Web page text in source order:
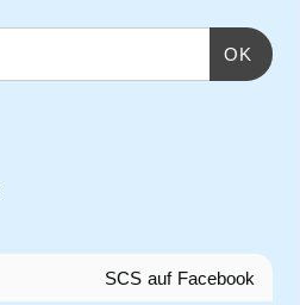
OK
SCS auf Facebook